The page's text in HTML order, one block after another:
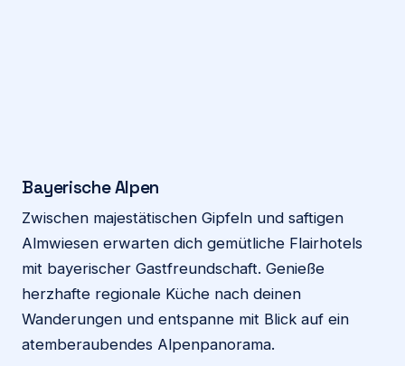
Bayerische Alpen
Zwischen majestätischen Gipfeln und saftigen
Almwiesen erwarten dich gemütliche Flairhotels
mit bayerischer Gastfreundschaft. Genieße
herzhafte regionale Küche nach deinen
Wanderungen und entspanne mit Blick auf ein
atemberaubendes Alpenpanorama.